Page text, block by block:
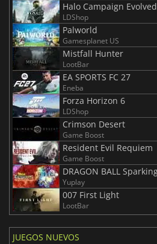
Halo Campaign Evolved
LDShop
Palworld
Gamesplanet US
Mistfall Hunter
LootBar
EA SPORTS FC 27
Eneba
Forza Horizon 6
LDShop
Crimson Desert
Game Boost
Resident Evil Requiem
Game Boost
Yuplay
007 First Light
LootBar
JUEGOS NUEVOS